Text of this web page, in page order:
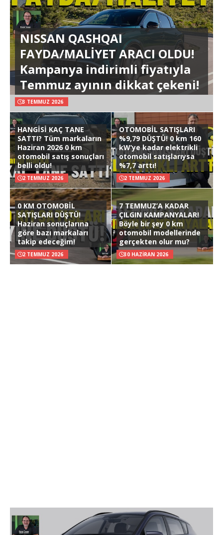
NISSAN QASHQAI
FAYDA/MALİYET ARACI OLDU!
Kampanya indirimli fiyatıyla
Temmuz ayının dikkat çekeni!
3 TEMMUZ 2026
HANGİSİ KAÇ TANE
SATTI? Tüm markaların
Haziran 2026 0 km
otomobil satış sonuçları
belli oldu!
2 TEMMUZ 2026
OTOMOBİL SATIŞLARI
%9,79 DÜŞTÜ! 0 km 160
kW’ye kadar elektrikli
otomobil satışlarıysa
%7,7 arttı!
2 TEMMUZ 2026
0 KM OTOMOBİL
SATIŞLARI DÜŞTÜ!
Haziran sonuçlarına
göre bazı markaları
takip edeceğim!
2 TEMMUZ 2026
7 TEMMUZ’A KADAR
ÇILGIN KAMPANYALAR!
Böyle bir şey 0 km
otomobil modellerinde
gerçekten olur mu?
30 HAZIRAN 2026